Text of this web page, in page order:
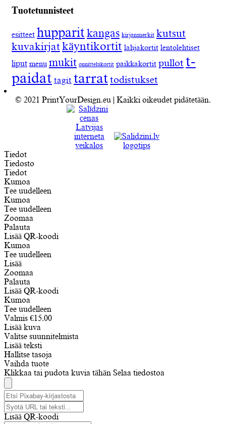
Tuotetunnisteet
esitteet hupparit kangas kirjanmerkit kutsut
kuvakirjatkäyntikortit lahjakortit lentolehtiset
liput menu mukit onnittelukortit paikkakortit pullott-
paidat tagit tarrattodistukset
© 2021 PrintYourDesign.eu | Kaikki oikeudet pidätetään.
Tiedot
Tiedosto
Tiedot
Kumoa
Tee uudelleen
Kumoa
Tee uudelleen
Zoomaa
Palauta
Lisää QR-koodi
Kumoa
Tee uudelleen
Lisää
Zoomaa
Palauta
Lisää QR-koodi
Kumoa
Tee uudelleen
Valmis €15.00
Lisää kuva
Valitse suunnitelmista
Lisää teksti
Hallitse tasoja
Vaihda tuote
Klikkaa tai pudota kuvia tähän Selaa tiedostoa
Lisää QR-koodi